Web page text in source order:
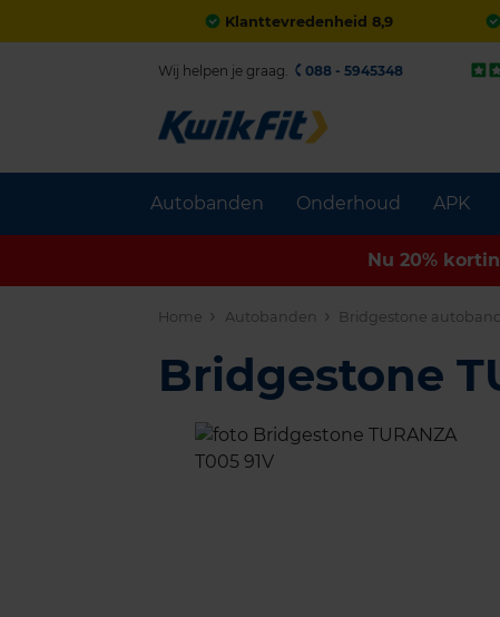
Klanttevredenheid 8,9
Autobanden Onderhoud APK
Wij helpen je graag. 088 - 5945348
Nu 20%
Home Autobanden Bridgestone
Bridgestone